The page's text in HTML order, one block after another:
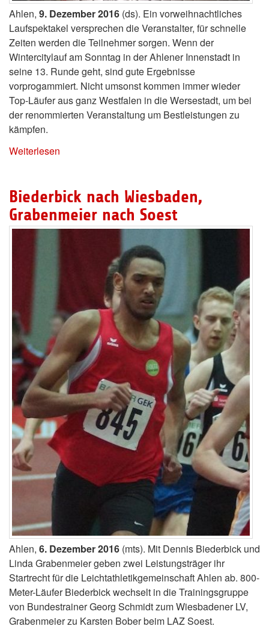
Ahlen, 9. Dezember 2016 (ds). Ein vorweihnachtliches
Laufspektakel versprechen die Veranstalter, für schnelle
Zeiten werden die Teilnehmer sorgen. Wenn der
Wintercitylauf am Sonntag in der Ahlener Innenstadt in
seine 13. Runde geht, sind gute Ergebnisse
vorprogammiert. Nicht umsonst kommen immer wieder
Top-Läufer aus ganz Westfalen in die Wersestadt, um bei
der renommierten Veranstaltung um Bestleistungen zu
kämpfen.
Weiterlesen
Biederbick nach Wiesbaden,
Grabenmeier nach Soest
Ahlen, 6. Dezember 2016 (mts). Mit Dennis Biederbick und
Linda Grabenmeier geben zwei Leistungsträger ihr
Startrecht für die Leichtathletikgemeinschaft Ahlen ab. 800-
Meter-Läufer Biederbick wechselt in die Trainingsgruppe
von Bundestrainer Georg Schmidt zum Wiesbadener LV,
Grabenmeier zu Karsten Bober beim LAZ Soest.